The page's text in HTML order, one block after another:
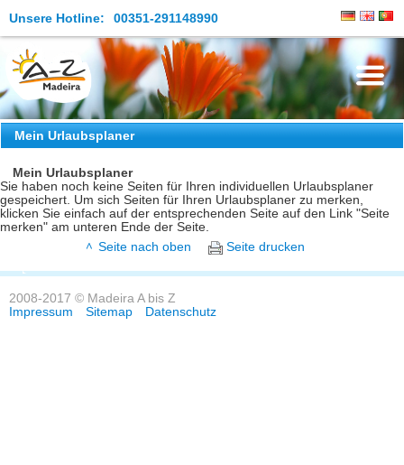
Unsere Hotline: 00351-291148990
Die Insel
Madeira Erleben
Aktuelles
Reiseangebote
Kontakt
Mein Urlaubsplaner
Mein Urlaubsplaner
Sie haben noch keine Seiten für Ihren individuellen Urlaubsplaner
gespeichert. Um sich Seiten für Ihren Urlaubsplaner zu merken,
klicken Sie einfach auf der entsprechenden Seite auf den Link "Seite
merken" am unteren Ende der Seite.
Seite nach oben
Seite drucken
2008-2017 © Madeira A bis Z
Impressum
Sitemap Datenschutz